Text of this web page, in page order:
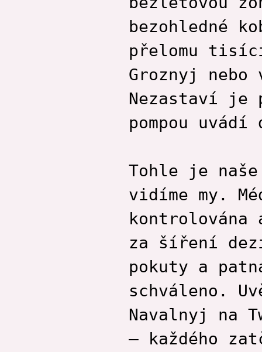
bezohledné
přelomu
Groznyj nebo
Nezastaví
pompou
Tohle je
vidíme my.
kontrolována
za šíření
pokuty a
schváleno.
Navalnyj na
– každého